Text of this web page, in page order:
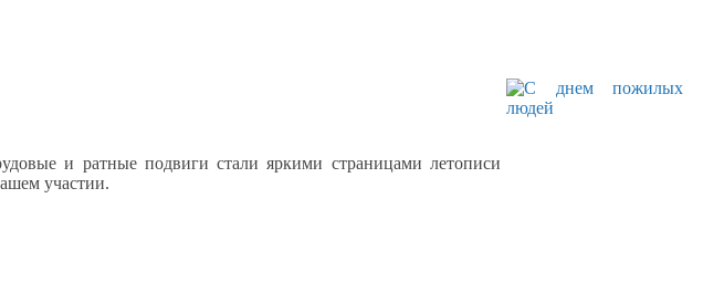
и ратныеподвиги стали яркими страницами летописи
участии.